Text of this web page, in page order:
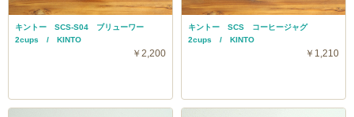
キントー SCS-S04 ブリューワー
2cups / KINTO
￥2,200
キントー SCS コーヒージャグ
2cups / KINTO
￥1,210